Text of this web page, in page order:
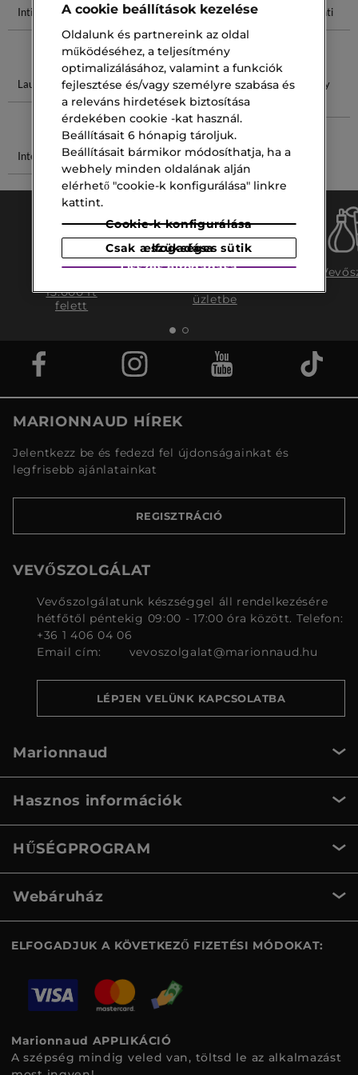
Intim Parfüm Anti Supreme
Azzaro
Wanted Eau
De Parfum
Shiseido Anti
Lauder Anti
Lancôme
Rénergie SPF
50
Parfüm Von
Gucci Guilty
Intenzív 125 Royal Oud
Ingyenes
15.000 ft
felett
Ingyenes
üzletbe
MARIONNAUD HÍREK
Jelentkezz be és fedezd fel újdonságainkat és
legfrisebb ajánlatainkat
REGISZTRÁCIÓ
VEVŐSZOLGÁLAT
Vevőszolgálatunk készséggel áll rendelkezésére
hétfőtől péntekig 09:00 - 17:00 óra között. Telefon:
+36 1 406 04 06
Email cím:
vevoszolgalat@marionnaud.hu
LÉPJEN VELÜNK KAPCSOLATBA
Marionnaud
Hasznos információk
HŰSÉGPROGRAM
Webáruház
ELFOGADJUK A KÖVETKEZŐ FIZETÉSI MÓDOKAT:
Marionnaud APPLIKÁCIÓ
A szépség mindig veled van, töltsd le az alkalmazást
A cookie beállítások kezelése
Oldalunk és partnereink az oldal
működéséhez, a teljesítmény
optimalizálásához, valamint a funkciók
fejlesztése és/vagy személyre szabása és
a releváns hirdetések biztosítása
érdekében cookie -kat használ.
Beállításait 6 hónapig tároljuk.
Beállításait bármikor módosíthatja, ha a
webhely minden oldalának alján
elérhető "cookie-k konfigurálása" linkre
kattint.
Cookie-k konfigurálása
Csak a szükséges sütik elfogadása
Összes elfogadása